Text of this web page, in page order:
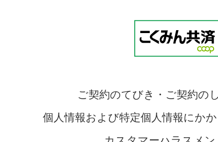
ご契約のてびき・ご契約の
個人情報および特定個人情報にか